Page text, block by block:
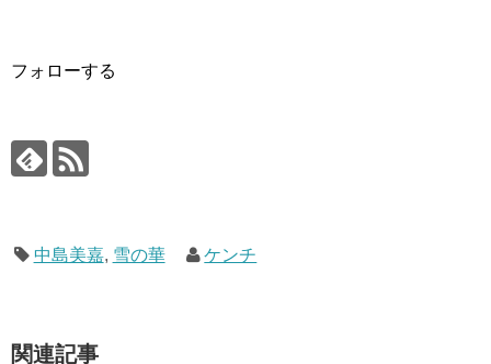
フォローする
中島美嘉, 雪の華 ケンチ
関連記事